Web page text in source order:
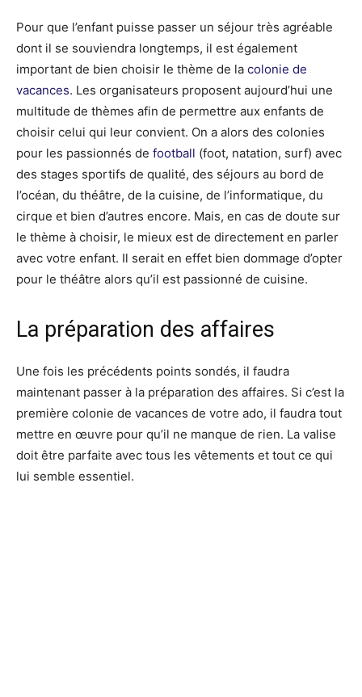
Pour que l’enfant puisse passer un séjour très agréable
dont il se souviendra longtemps, il est également
important de bien choisir le thème de la colonie de
vacances. Les organisateurs proposent aujourd’hui une
multitude de thèmes afin de permettre aux enfants de
choisir celui qui leur convient. On a alors des colonies
pour les passionnés de football (foot, natation, surf) avec
des stages sportifs de qualité, des séjours au bord de
l’océan, du théâtre, de la cuisine, de l’informatique, du
cirque et bien d’autres encore. Mais, en cas de doute sur
le thème à choisir, le mieux est de directement en parler
avec votre enfant. Il serait en effet bien dommage d’opter
pour le théâtre alors qu’il est passionné de cuisine.
La préparation des affaires
Une fois les précédents points sondés, il faudra
maintenant passer à la préparation des affaires. Si c’est la
première colonie de vacances de votre ado, il faudra tout
mettre en œuvre pour qu’il ne manque de rien. La valise
doit être parfaite avec tous les vêtements et tout ce qui
lui semble essentiel.